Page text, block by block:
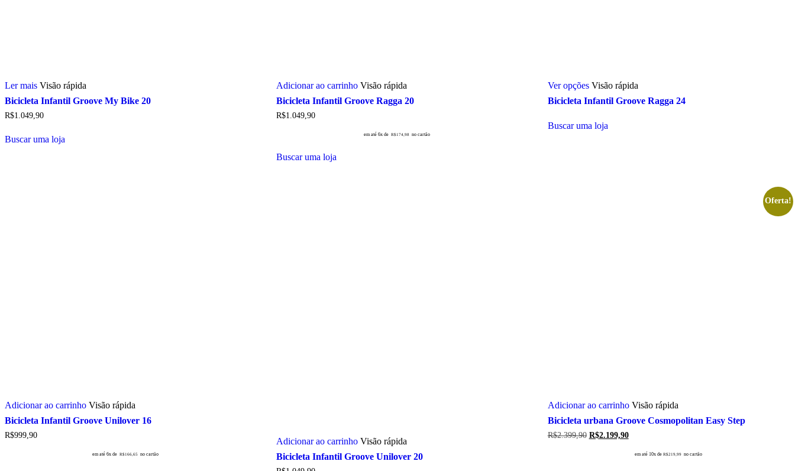
Ler mais Visão rápida
Bicicleta Infantil Groove My Bike 20
R$1.049,90
Buscar uma loja
Adicionar ao carrinho Visão rápida
Bicicleta Infantil Groove Ragga 20
R$1.049,90
em até 6x de R$174,98 no cartão
Buscar uma loja
Ver opções produto
tem
várias
As
Visão rápida
Bicicleta Infantil Groove Ragga 24
Buscar uma loja
Adicionar ao carrinho Visão rápida
Bicicleta Infantil Groove Unilover 16
R$999,90
em até 6x de R$166,65 no cartão
Adicionar ao carrinho Visão rápida
Bicicleta Infantil Groove Unilover 20
Oferta!
Adicionar ao carrinho Visão rápida
Bicicleta urbana Groove Cosmopolitan Easy Step
R$2.399,90 O
R$2.199,90O
atual
em até 10x de R$219,99 no cartão